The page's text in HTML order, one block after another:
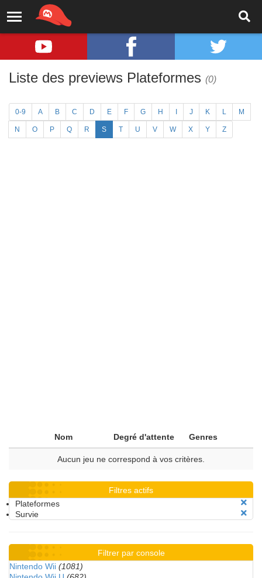
Liste des previews Plateformes (0)
0-9 A B C D E F G H J K L M
N O P Q R S T U V W X Y Z
Nom Degré d'attente Genres
Aucun jeu ne correspond à vos critères.
Filtres actifs
Plateformes
Survie
Filtrer par console
Nintendo Wii (1081)